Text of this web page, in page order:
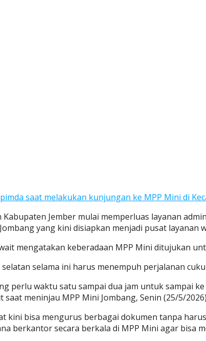
saat melakukan kunjungan ke MPP Mini di
Kabupaten Jember mulai memperluas layanan
yang kini disiapkan menjadi pusat layanan
mengatakan keberadaan MPP Mini ditujukan
selama ini harus menempuh perjalanan
perlu waktu satu sampai dua jam untuk sampai
saat meninjau MPP Mini Jombang, Senin (25/5/
kini bisa mengurus berbagai dokumen tanpa
berkantor secara berkala di MPP Mini agar